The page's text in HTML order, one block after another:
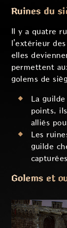
Ruines du
Il y a quatre
l'extérieur
elles
permettent
golems de
La
points,
alliés
Les
guilde
Golems et